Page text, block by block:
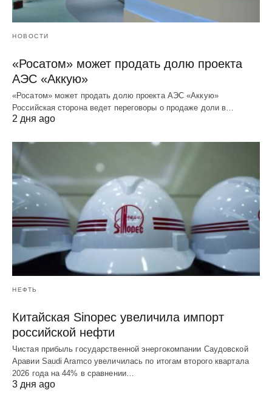
НОВОСТИ
«Росатом» может продать долю проекта
АЭС «Аккую»
«Росатом» может продать долю проекта АЭС «Аккую»
Российская сторона ведет переговоры о продаже доли в…
2 дня ago
НЕФТЬ
Китайская Sinopec увеличила импорт
российской нефти
Чистая прибыль государственной энергокомпании Саудовской
Аравии Saudi Aramco увеличилась по итогам второго квартала
2026 года на 44% в сравнении…
3 дня ago